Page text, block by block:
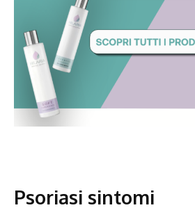
Psoriasi sintomi